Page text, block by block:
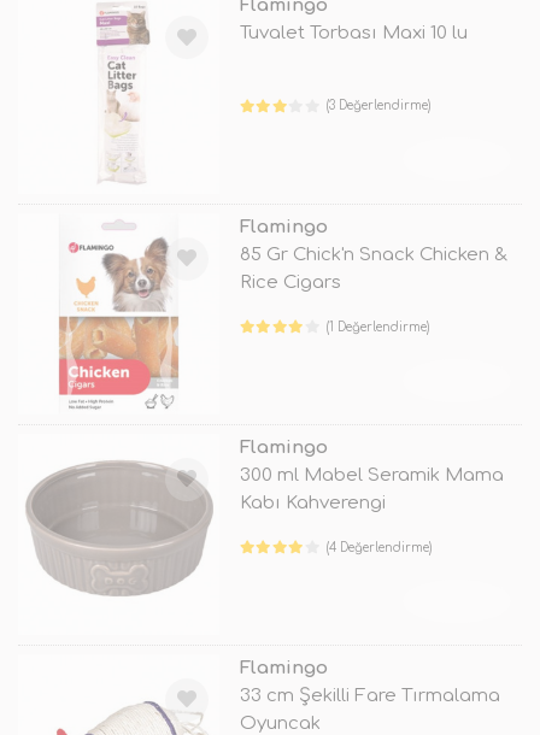
Flamingo
Tuvalet Torbası Maxi 10 lu
(3 Değerlendirme)
Flamingo
85 Gr Chick'n Snack Chicken &
Rice Cigars
(1 Değerlendirme)
Flamingo
300 ml Mabel Seramik Mama
Kabı Kahverengi
(4 Değerlendirme)
Flamingo
33 cm Şekilli Fare Tırmalama
Oyuncak